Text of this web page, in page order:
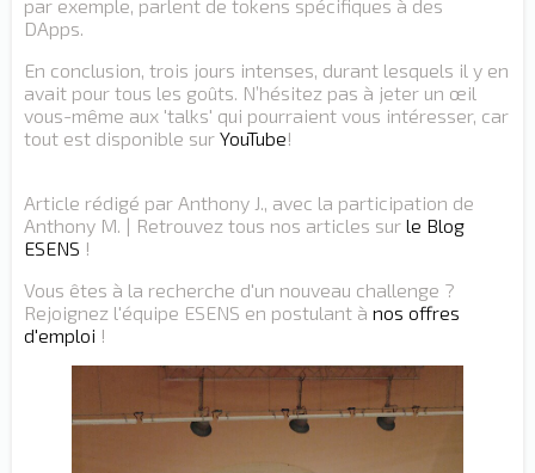
par exemple, parlent de tokens spécifiques à des
DApps.
En conclusion, trois jours intenses, durant lesquels il y en
avait pour tous les goûts. N’hésitez pas à jeter un œil
vous-même aux 'talks' qui pourraient vous intéresser, car
tout est disponible sur YouTube!
Article rédigé par Anthony J., avec la participation de
Anthony M. | Retrouvez tous nos articles sur le Blog
ESENS !
Vous êtes à la recherche d'un nouveau challenge ?
Rejoignez l'équipe ESENS en postulant à nos offres
d'emploi !